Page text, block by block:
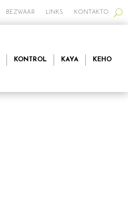
BEZWAAR LINKS KONTAKTO
KONTROL KAYA KEHO